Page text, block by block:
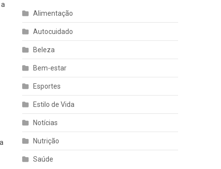
Alimentação
Autocuidado
Beleza
Bem-estar
Esportes
Estilo de Vida
Notícias
Nutrição
Saúde